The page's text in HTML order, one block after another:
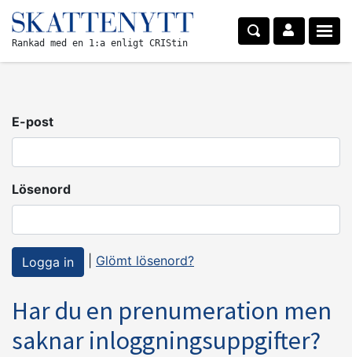
Rankad med en 1:a enligt CRIStin
E-post
Lösenord
Glömt lösenord?
Har du en prenumeration men
saknar inloggningsuppgifter?